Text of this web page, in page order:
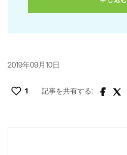
2019年09月10日
1 記事を共有する: